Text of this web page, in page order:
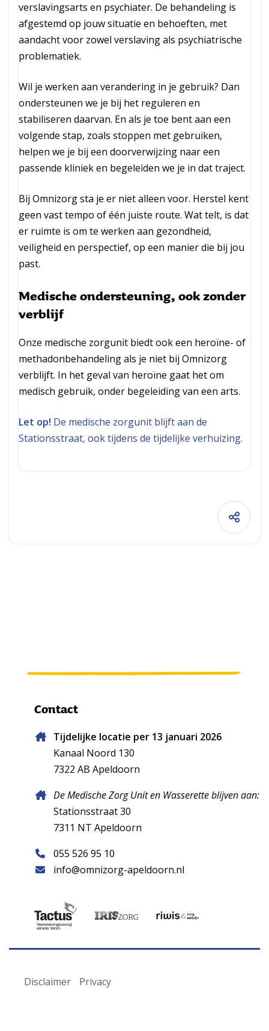
verslavingsarts en psychiater. De behandeling is
afgestemd op jouw situatie en behoeften, met
aandacht voor zowel verslaving als psychiatrische
problematiek.
Wil je werken aan verandering in je gebruik? Dan
ondersteunen we je bij het reguleren en
stabiliseren daarvan. En als je toe bent aan een
volgende stap, zoals stoppen met gebruiken,
helpen we je bij een doorverwijzing naar een
passende kliniek en begeleiden we je in dat traject.
Bij Omnizorg sta je er niet alleen voor. Herstel kent
geen vast tempo of één juiste route. Wat telt, is dat
er ruimte is om te werken aan gezondheid,
veiligheid en perspectief, op een manier die bij jou
past.
Medische ondersteuning, ook zonder
verblijf
Onze medische zorgunit biedt ook een heroïne- of
methadonbehandeling als je niet bij Omnizorg
verblijft. In het geval van heroïne gaat het om
medisch gebruik, onder begeleiding van een arts.
Let op! De medische zorgunit blijft aan de
Stationsstraat, ook tijdens de tijdelijke verhuizing.
Contact
Tijdelijke locatie per 13 januari 2026
Kanaal Noord 130
7322 AB Apeldoorn
De Medische Zorg Unit en Wasserette blijven aan:
Stationsstraat 30
7311 NT Apeldoorn
055 526 95 10
info@omnizorg-apeldoorn.nl
Disclaimer Privacy